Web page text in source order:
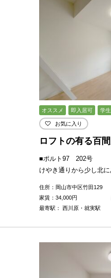
オススメ 即入居可 学
お気に入り
ロフトの有る百
■ポルト97 202号
けやき通りから少し北
住所：岡山市中区竹田129
家賃： 34,000円
最寄駅： 西川原・就実駅